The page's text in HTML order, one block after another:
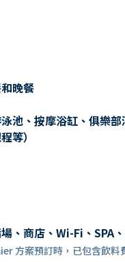
晚餐
池、按摩浴缸、俱樂部
等）
、商店、Wi-Fi、SPA
方案預訂時，已包含飲料